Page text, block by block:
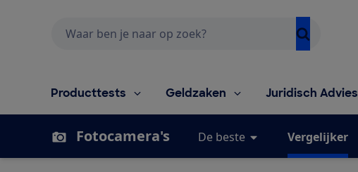
Producttests Geldzaken Juridisch Advies
Fotocamera's De beste Vergelijker